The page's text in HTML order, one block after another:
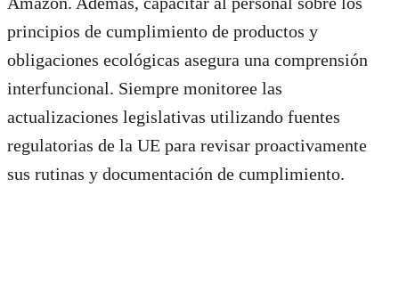
principios de cumplimiento de productos y
obligaciones ecológicas asegura una comprensión
interfuncional. Siempre monitoree las
actualizaciones legislativas utilizando fuentes
regulatorias de la UE para revisar proactivamente
sus rutinas y documentación de cumplimiento.